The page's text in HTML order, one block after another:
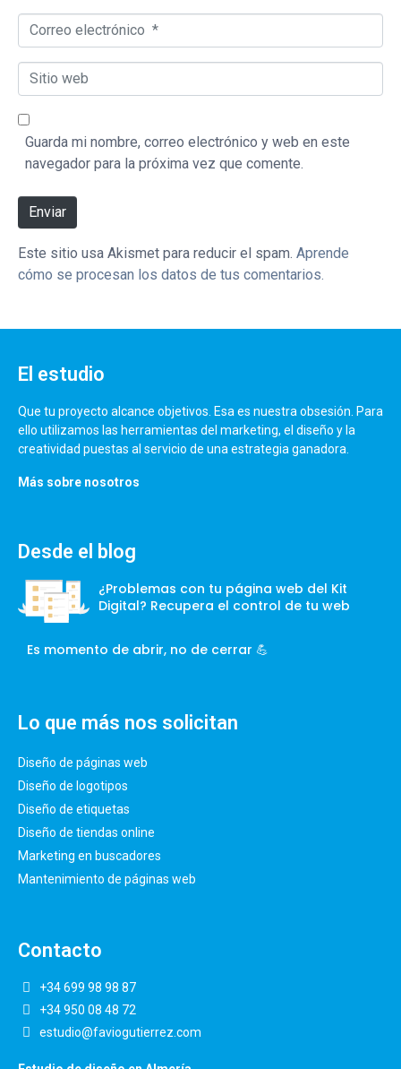
Correo electrónico *
Sitio web
Guarda mi nombre, correo electrónico y web en este
navegador para la próxima vez que comente.
Enviar
Este sitio usa Akismet para reducir el spam. Aprende
cómo se procesan los datos de tus comentarios.
El estudio
Que tu proyecto alcance objetivos. Esa es nuestra obsesión. Para
ello utilizamos las herramientas del marketing, el diseño y la
creatividad puestas al servicio de una estrategia ganadora.
Más sobre nosotros
Desde el blog
¿Problemas con tu página web del Kit
Digital? Recupera el control de tu web
Es momento de abrir, no de cerrar 💪
Lo que más nos solicitan
Diseño de páginas web
Diseño de logotipos
Diseño de etiquetas
Diseño de tiendas online
Marketing en buscadores
Mantenimiento de páginas web
Contacto
+34 699 98 98 87
+34 950 08 48 72
estudio@faviogutierrez.com